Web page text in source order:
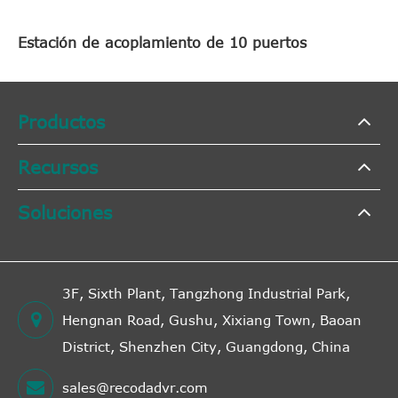
Estación de acoplamiento de 10 puertos
Productos
Recursos
Soluciones
3F, Sixth Plant, Tangzhong Industrial Park,
Hengnan Road, Gushu, Xixiang Town, Baoan
District, Shenzhen City, Guangdong, China
sales@recodadvr.com